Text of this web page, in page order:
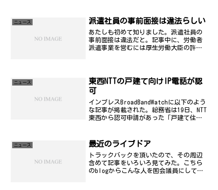
だなぁ...。面白...
ニュース 派遣社員の事前面接は違法らしい
あたしも初めて知りました。派遣社員の
事前面接は違法だと。記事中に、労働者
派遣事業を営むには厚生労働大臣の許可
身が実際に受講したその講...
ニュース
東西NTTの戸建て向けIP電話が認
可
インプレスBroadBandWatchに以下のよう
な記事が掲載された。総務省は19日、NTT
東西から認可申請があった「戸建て住宅
件付きで認可したと発表した。 総務省
の...
ニュース 最近のライブドア
トラックバックを頂いたので、その周辺
含めて記事をいろいろ見てみた。こちら
のblogからこんな人を国会議員にしてし